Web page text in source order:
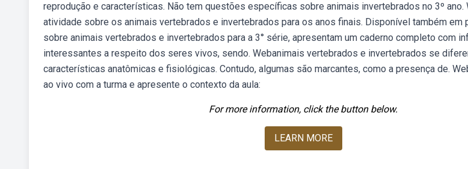
reprodução e características. Não tem questões específicas sobre animais invertebrados no 3º ano.
atividade sobre os animais vertebrados e invertebrados para os anos finais. Disponível também em
sobre animais vertebrados e invertebrados para a 3° série, apresentam um caderno completo com
interessantes a respeito dos seres vivos, sendo. Webanimais vertebrados e invertebrados se
características anatômicas e fisiológicas. Contudo, algumas são marcantes, como a presença de.
ao vivo com a turma e apresente o contexto da aula:
For more information, click the button below.
LEARN MORE